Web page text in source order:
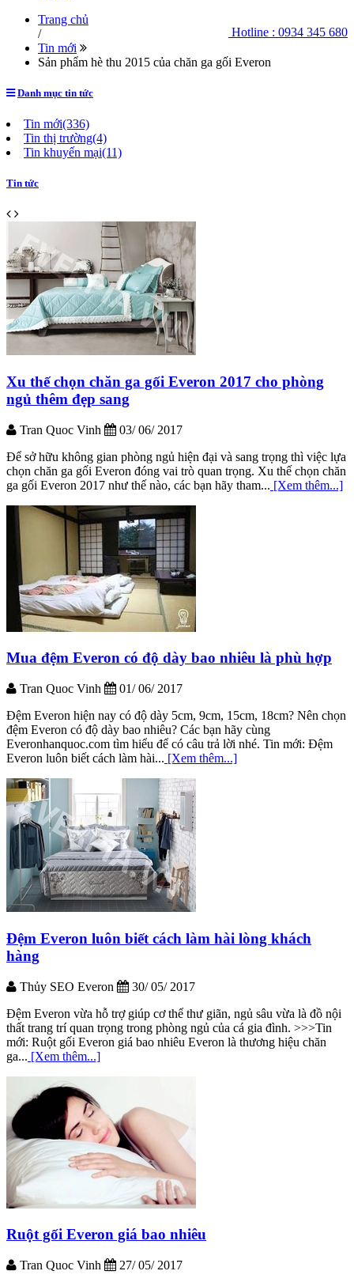
Hotline : 0934 345 680
Trang chủ
/
Tin mới
Sản phẩm hè thu 2015 của chăn ga gối Everon
Danh mục tin tức
Tin mới(336)
Tin thị trường(4)
Tin khuyến mại(11)
Tin tức
Xu thế chọn chăn ga gối Everon 2017 cho phòng
ngủ thêm đẹp sang
Tran Quoc Vinh
03/ 06/ 2017
Để sở hữu không gian phòng ngủ hiện đại và sang trọng thì việc lựa
chọn chăn ga gối Everon đóng vai trò quan trọng. Xu thế chọn chăn
ga gối Everon 2017 như thế nào, các bạn hãy tham... [Xem thêm...]
Mua đệm Everon có độ dày bao nhiêu là phù hợp
Tran Quoc Vinh
01/ 06/ 2017
Đệm Everon hiện nay có độ dày 5cm, 9cm, 15cm, 18cm? Nên chọn
đệm Everon có độ dày bao nhiêu? Các bạn hãy cùng
Everonhanquoc.com tìm hiểu để có câu trả lời nhé. Tin mới: Đệm
Everon luôn biết cách làm hài... [Xem thêm...]
Đệm Everon luôn biết cách làm hài lòng khách
hàng
Thủy SEO Everon
30/ 05/ 2017
Đệm Everon vừa hỗ trợ giúp cơ thể thư giãn, ngủ sâu vừa là đồ nội
thất trang trí quan trọng trong phòng ngủ của cá gia đình. >>>Tin
mới: Ruột gối Everon giá bao nhiêu Everon là thương hiệu chăn
ga... [Xem thêm...]
Ruột gối Everon giá bao nhiêu
Tran Quoc Vinh
27/ 05/ 2017